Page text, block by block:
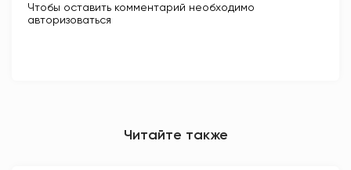
Чтобы оставить комментарий необходимо
авторизоваться
Читайте также